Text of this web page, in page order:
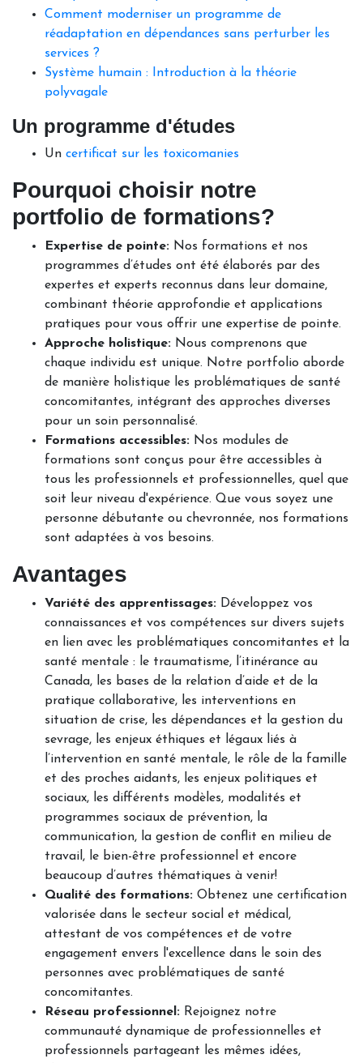
Comment moderniser un programme de
réadaptation en dépendances sans perturber les
services ?
Système humain : Introduction à la théorie
polyvagale
Un programme d'études
Un certificat sur les toxicomanies
Pourquoi choisir notre
portfolio de formations?
Expertise de pointe: Nos formations et nos
programmes d’études ont été élaborés par des
expertes et experts reconnus dans leur domaine,
combinant théorie approfondie et applications
pratiques pour vous offrir une expertise de pointe.
Approche holistique: Nous comprenons que
chaque individu est unique. Notre portfolio aborde
de manière holistique les problématiques de santé
concomitantes, intégrant des approches diverses
pour un soin personnalisé.
Formations accessibles: Nos modules de
formations sont conçus pour être accessibles à
tous les professionnels et professionnelles, quel que
soit leur niveau d'expérience. Que vous soyez une
personne débutante ou chevronnée, nos formations
sont adaptées à vos besoins.
Avantages
Variété des apprentissages: Développez vos
connaissances et vos compétences sur divers sujets
en lien avec les problématiques concomitantes et la
santé mentale : le traumatisme, l’itinérance au
Canada, les bases de la relation d’aide et de la
pratique collaborative, les interventions en
situation de crise, les dépendances et la gestion du
sevrage, les enjeux éthiques et légaux liés à
l’intervention en santé mentale, le rôle de la famille
et des proches aidants, les enjeux politiques et
sociaux, les différents modèles, modalités et
programmes sociaux de prévention, la
communication, la gestion de conflit en milieu de
travail, le bien-être professionnel et encore
beaucoup d’autres thématiques à venir!
Qualité des formations: Obtenez une certification
valorisée dans le secteur social et médical,
attestant de vos compétences et de votre
engagement envers l'excellence dans le soin des
personnes avec problématiques de santé
concomitantes.
Réseau professionnel: Rejoignez notre
communauté dynamique de professionnelles et
professionnels partageant les mêmes idées,